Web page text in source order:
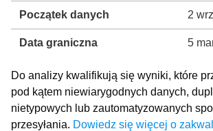
Początek danych 2
Data graniczna 5
Do analizy kwalifikują się wyniki, które
pod kątem niewiarygodnych danych,
nietypowych lub zautomatyzowanych
przesyłania. Dowiedz się więcej o